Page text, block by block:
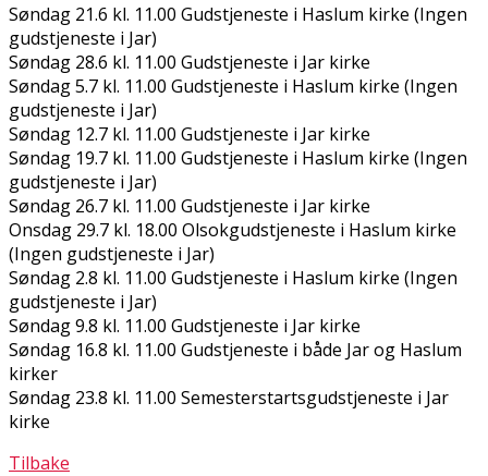
Søndag 21.6 kl. 11.00 Gudstjeneste i Haslum kirke (Ingen
gudstjeneste i Jar)
Søndag 28.6 kl. 11.00 Gudstjeneste i Jar kirke
Søndag 5.7 kl. 11.00 Gudstjeneste i Haslum kirke (Ingen
gudstjeneste i Jar)
Søndag 12.7 kl. 11.00 Gudstjeneste i Jar kirke
Søndag 19.7 kl. 11.00 Gudstjeneste i Haslum kirke (Ingen
gudstjeneste i Jar)
Søndag 26.7 kl. 11.00 Gudstjeneste i Jar kirke
Onsdag 29.7 kl. 18.00 Olsokgudstjeneste i Haslum kirke
(Ingen gudstjeneste i Jar)
Søndag 2.8 kl. 11.00 Gudstjeneste i Haslum kirke (Ingen
gudstjeneste i Jar)
Søndag 9.8 kl. 11.00 Gudstjeneste i Jar kirke
Søndag 16.8 kl. 11.00 Gudstjeneste i både Jar og Haslum
kirker
Søndag 23.8 kl. 11.00 Semesterstartsgudstjeneste i Jar
kirke
Tilbake